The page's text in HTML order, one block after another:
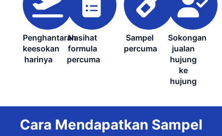
Penghantaran
keesokan
harinya
Nasihat
formula
percuma
Sampel
percuma
Sokongan
jualan
hujung
ke
hujung
Cara Mendapatkan Sampel